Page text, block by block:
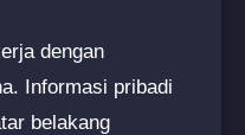
dengan
Informasi pribadi
belakang